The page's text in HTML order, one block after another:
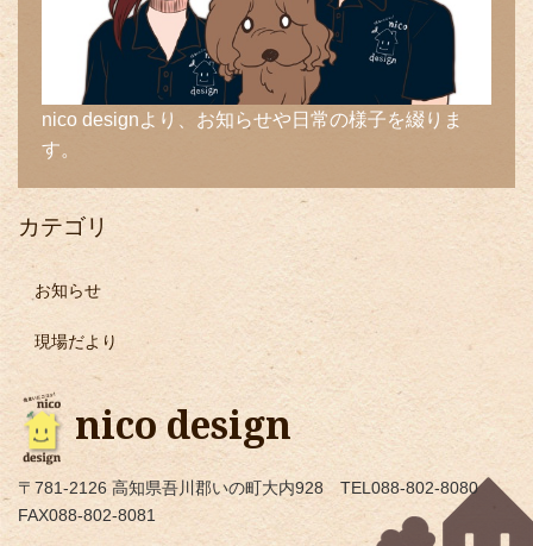
nico designより、お知らせや日常の様子を綴りま
す。
カテゴリ
お知らせ
現場だより
nico design
〒781-2126 高知県吾川郡いの町大内928 TEL088-802-8080
FAX088-802-8081